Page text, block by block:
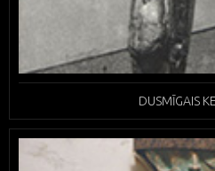
DUSMĪGAIS